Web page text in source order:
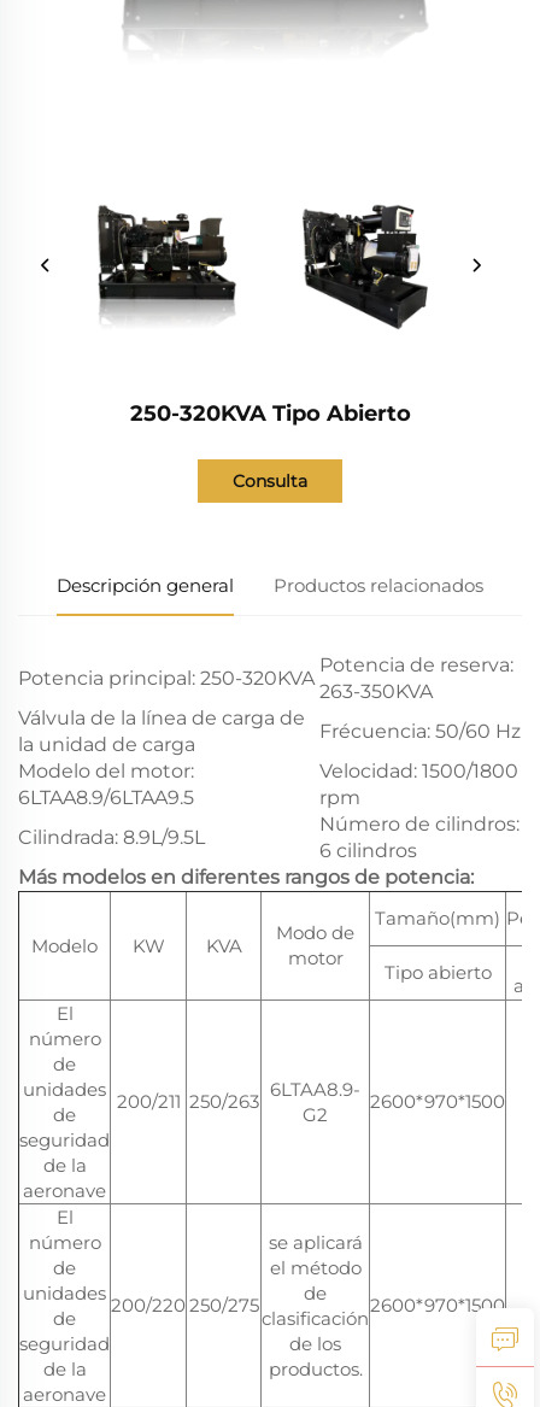
250-320KVA Tipo Abierto
Consulta
Descripción general Productos relacionados
Potencia principal: 250-320KVA
Potencia de reserva:
263-350KVA
Válvula de la línea de carga de
la unidad de carga
Frécuencia: 50/60 Hz
Modelo del motor:
6LTAA8.9/6LTAA9.5
Velocidad: 1500/1800
rpm
Cilindrada: 8.9L/9.5L
Número de cilindros:
6 cilindros
Más modelos en diferentes rangos de potencia:
Modelo KW KVA
Modo de
motor
Tamaño(mm)
Tipo abierto
El
número
de
unidades
de
seguridad
de la
aeronave
200/211 250/263
6LTAA8.9-
G2
2600*970*1500
El
número
de
unidades
de
seguridad
de la
aeronave
200/220 250/275
se aplicará
el método
de
clasificación
de los
productos.
2600*970*1500